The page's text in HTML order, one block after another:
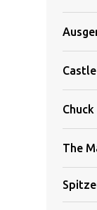
Castle
Chuck
The